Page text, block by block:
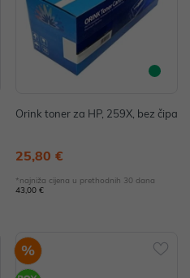
Orink toner za HP, 259X, bez čipa
25,80 €
*najniža cijena u prethodnih 30 dana
43,00 €
%